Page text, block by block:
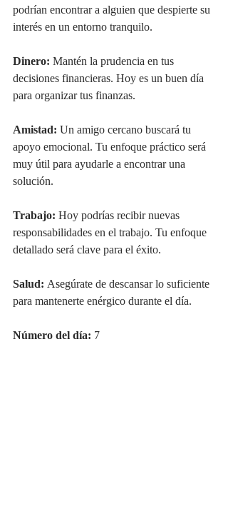
podrían encontrar a alguien que despierte su
interés en un entorno tranquilo.
Dinero: Mantén la prudencia en tus
decisiones financieras. Hoy es un buen día
para organizar tus finanzas.
Amistad: Un amigo cercano buscará tu
apoyo emocional. Tu enfoque práctico será
muy útil para ayudarle a encontrar una
solución.
Trabajo: Hoy podrías recibir nuevas
responsabilidades en el trabajo. Tu enfoque
detallado será clave para el éxito.
Salud: Asegúrate de descansar lo suficiente
para mantenerte enérgico durante el día.
Número del día: 7